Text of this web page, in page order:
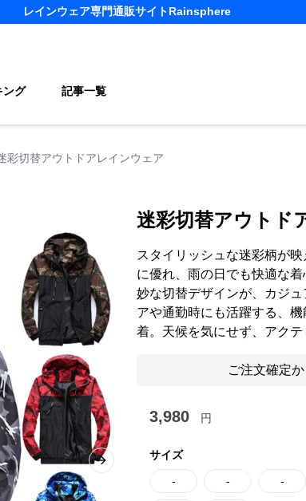
レインウェア専門通販サイトRainsphere
ング 記事一覧
彩切替アウトドアレインウェア
Next slide
迷彩切替アウトド
スタイリッシュな迷彩柄が
に優れ、雨の日でも快適な
妙な切替デザインが、カジ
アや通勤時にも活躍する、
着。天候を気にせず、アクテ
ご注文確定
3,980 円
サイズ
- - -